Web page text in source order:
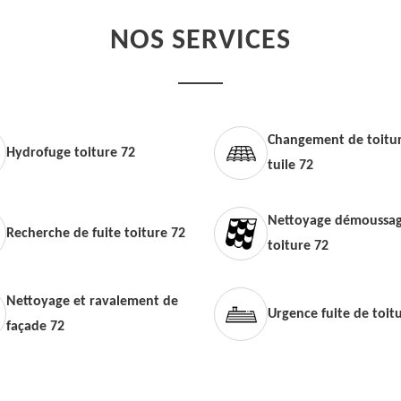
NOS SERVICES
Hydrofuge toiture 72
Changement de
tuile 72
Recherche de fuite toiture 72
Nettoyage
toiture 72
Nettoyage et ravalement de
façade 72
Urgence fuite de